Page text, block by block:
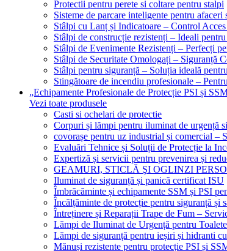
Protectii pentru perete si coltare pentru stalpi
Sisteme de parcare inteligente pentru afaceri
Stâlpi cu Lanț și Indicatoare – Control
Stâlpi de construcție rezistenți – Ideali
Stâlpi de Evenimente Rezistenți – Perfecți
Stâlpi de Securitate Omologați – Siguranță
Stâlpi pentru siguranță – Soluția ideală
Stingătoare de incendiu profesionale –
„Echipamente Profesionale de Protecție PSI și
Vezi toate produsele
Casti si ochelari de protectie
Corpuri și lămpi pentru iluminat de urgență
covorașe pentru uz industrial și comercial –
Evaluări Tehnice și Soluții de Protecție la
Expertiză și servicii pentru prevenirea și
GEAMURI, STICLĂ ŞI OGLINZI
Iluminat de siguranță și panică certificat ISU
Îmbrăcăminte și echipamente SSM și PSI
Încălțăminte de protecție pentru siguranță și
Întreținere și Reparații Trape de Fum –
Lămpi de Iluminat de Urgență pentru
Lămpi de siguranță pentru ieșiri și hidranti
Mănuși rezistente pentru protecție PSI și